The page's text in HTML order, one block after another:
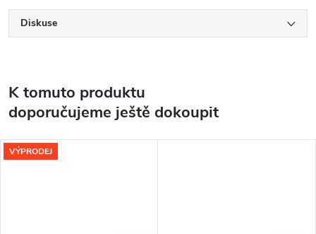
Diskuse
K tomuto produktu
doporučujeme ještě dokoupit
VÝPRODEJ